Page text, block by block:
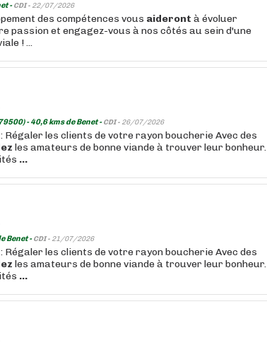
-CDI - 22/07/2026
des compétences vous aideront à évoluer
passion et engagez-vous à nos côtés au sein d'une
! ...
- 40,6 kms de Benet -CDI - 26/07/2026
Régaler les clients de votre rayon boucherie Avec des
les amateurs de bonne viande à trouver leur bonheur.
...
Benet -CDI - 21/07/2026
Régaler les clients de votre rayon boucherie Avec des
les amateurs de bonne viande à trouver leur bonheur.
...